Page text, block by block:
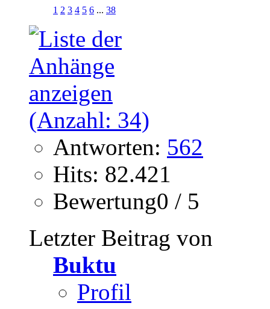
1 2 3 4 5 6 ... 38
Antworten: 562
Hits: 82.421
Bewertung0 / 5
Letzter Beitrag von
Buktu
Profil